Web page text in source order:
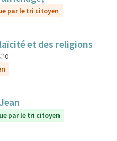
par le tri citoyen
et des religions
0
par le tri citoyen